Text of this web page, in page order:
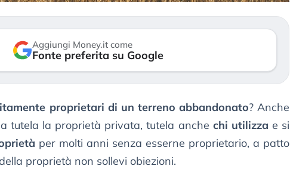
Aggiungi Money.it come
Fonte preferita su Google
proprietari di un terreno abbandonato? Anche
tutela la proprietà privata, tutela anche chi utilizza e si
per molti anni senza esserne proprietario, a patto
proprietà non sollevi obiezioni.
di stanchezza
Kospi, mentre gli investitori retail (…)
30 luglio 2026